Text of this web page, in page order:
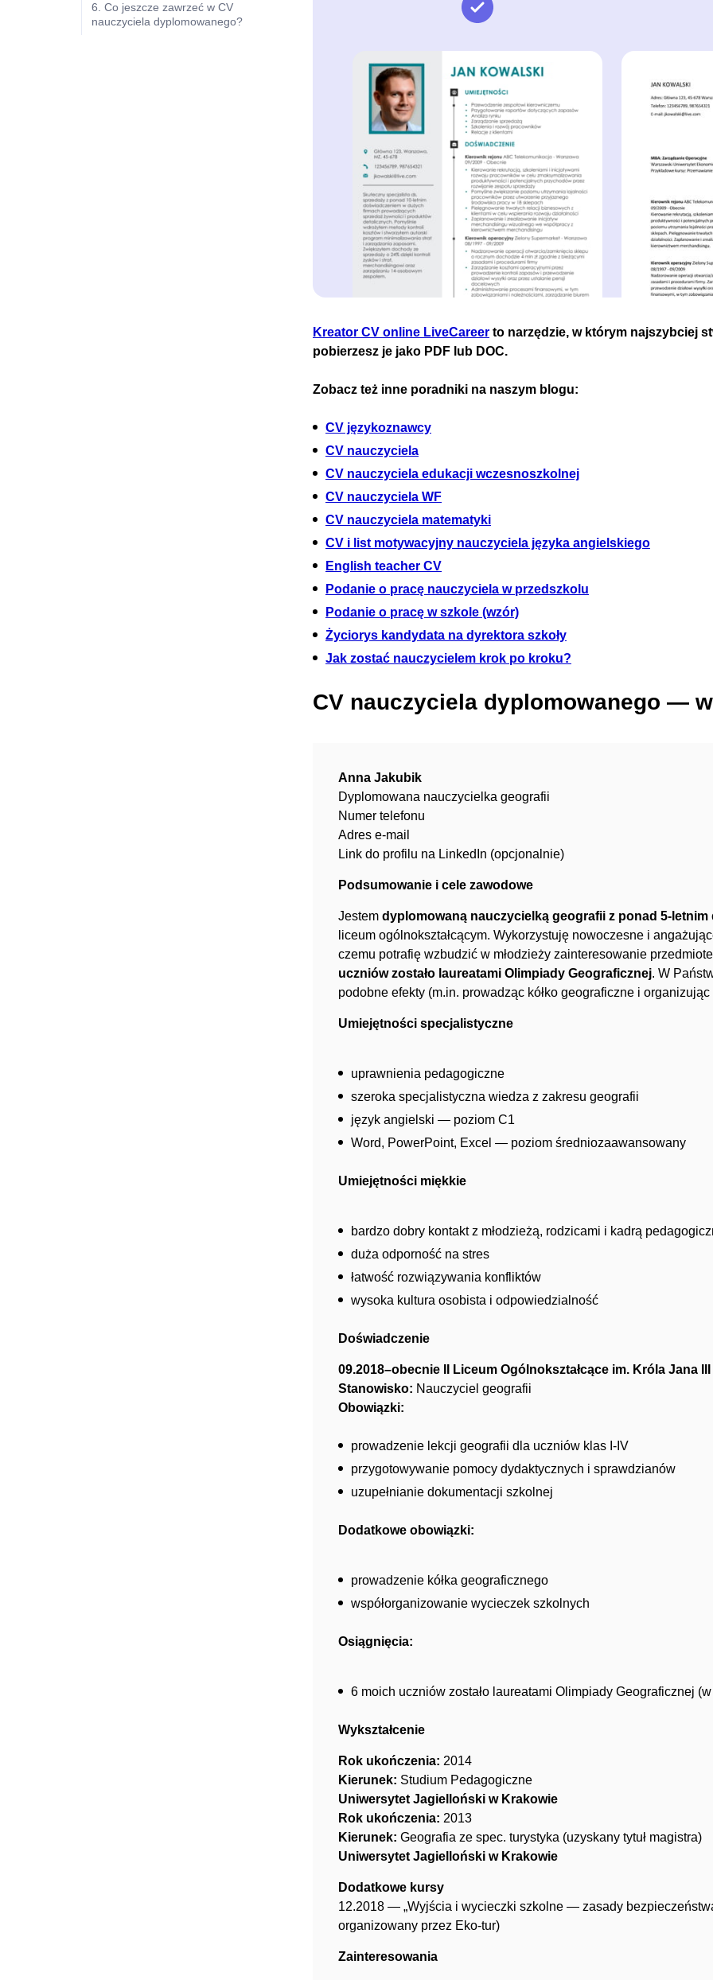
6. Co jeszcze zawrzeć w CV
nauczyciela dyplomowanego?
Kreator CV online LiveCareer to narzędzie, w którym najszybciej
pobierzesz je jako PDF lub DOC.
Zobacz też inne poradniki na naszym blogu:
CV językoznawcy
CV nauczyciela
CV nauczyciela edukacji wczesnoszkolnej
CV nauczyciela WF
CV nauczyciela matematyki
CV i list motywacyjny nauczyciela języka angielskiego
English teacher CV
Podanie o pracę nauczyciela w przedszkolu
Podanie o pracę w szkole (wzór)
Życiorys kandydata na dyrektora szkoły
Jak zostać nauczycielem krok po kroku?
CV nauczyciela dyplomowanego —
Anna Jakubik
Dyplomowana nauczycielka geografii
Numer telefonu
Adres e-mail
Link do profilu na LinkedIn (opcjonalnie)
Podsumowanie i cele zawodowe
Jestem dyplomowaną nauczycielką geografii z ponad 5-letnim
liceum ogólnokształcącym. Wykorzystuję nowoczesne i
czemu potrafię wzbudzić w młodzieży zainteresowanie
uczniów zostało laureatami Olimpiady Geograficznej. W
podobne efekty (m.in. prowadząc kółko geograficzne i
Umiejętności specjalistyczne
uprawnienia pedagogiczne
szeroka specjalistyczna wiedza z zakresu geografii
język angielski — poziom C1
Word, PowerPoint, Excel — poziom średniozaawansowany
Umiejętności miękkie
bardzo dobry kontakt z młodzieżą, rodzicami i kadrą
duża odporność na stres
łatwość rozwiązywania konfliktów
wysoka kultura osobista i odpowiedzialność
Doświadczenie
09.2018–obecnie II Liceum Ogólnokształcące im. Króla Jana
Stanowisko: Nauczyciel geografii
Obowiązki:
prowadzenie lekcji geografii dla uczniów klas I-IV
przygotowywanie pomocy dydaktycznych i sprawdzianów
uzupełnianie dokumentacji szkolnej
Dodatkowe obowiązki:
prowadzenie kółka geograficznego
współorganizowanie wycieczek szkolnych
Osiągnięcia:
6 moich uczniów zostało laureatami Olimpiady Geograficznej
Wykształcenie
Rok ukończenia: 2014
Kierunek: Studium Pedagogiczne
Uniwersytet Jagielloński w Krakowie
Rok ukończenia: 2013
Kierunek: Geografia ze spec. turystyka (uzyskany tytuł magistra)
Uniwersytet Jagielloński w Krakowie
Dodatkowe kursy
12.2018 — „Wyjścia i wycieczki szkolne — zasady
organizowany przez Eko-tur)
Zainteresowania